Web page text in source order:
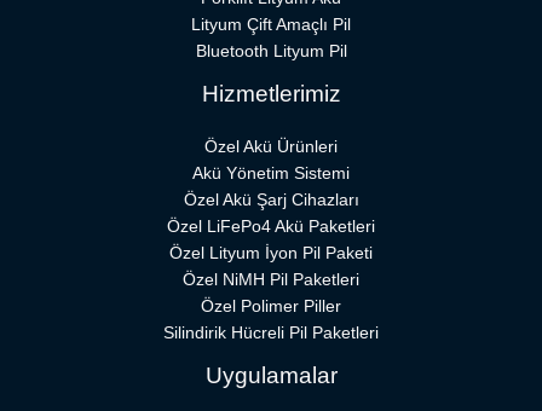
Lityum Çift Amaçlı Pil
Bluetooth Lityum Pil
Hizmetlerimiz
Özel Akü Ürünleri
Akü Yönetim Sistemi
Özel Akü Şarj Cihazları
Özel LiFePo4 Akü Paketleri
Özel Lityum İyon Pil Paketi
Özel NiMH Pil Paketleri
Özel Polimer Piller
Silindirik Hücreli Pil Paketleri
Uygulamalar